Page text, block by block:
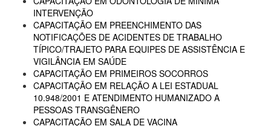
INTERVENÇÃO
CAPACITAÇÃO EM PREENCHIMENTO DAS
NOTIFICAÇÕES DE ACIDENTES DE TRABALHO
TÍPICO/TRAJETO PARA EQUIPES DE ASSISTÊNCIA E
VIGILÂNCIA EM SAÚDE
CAPACITAÇÃO EM PRIMEIROS SOCORROS
CAPACITAÇÃO EM RELAÇÃO A LEI ESTADUAL
10.948/2001 E ATENDIMENTO HUMANIZADO A
PESSOAS TRANSGÊNERO
CAPACITAÇÃO EM SALA DE VACINA